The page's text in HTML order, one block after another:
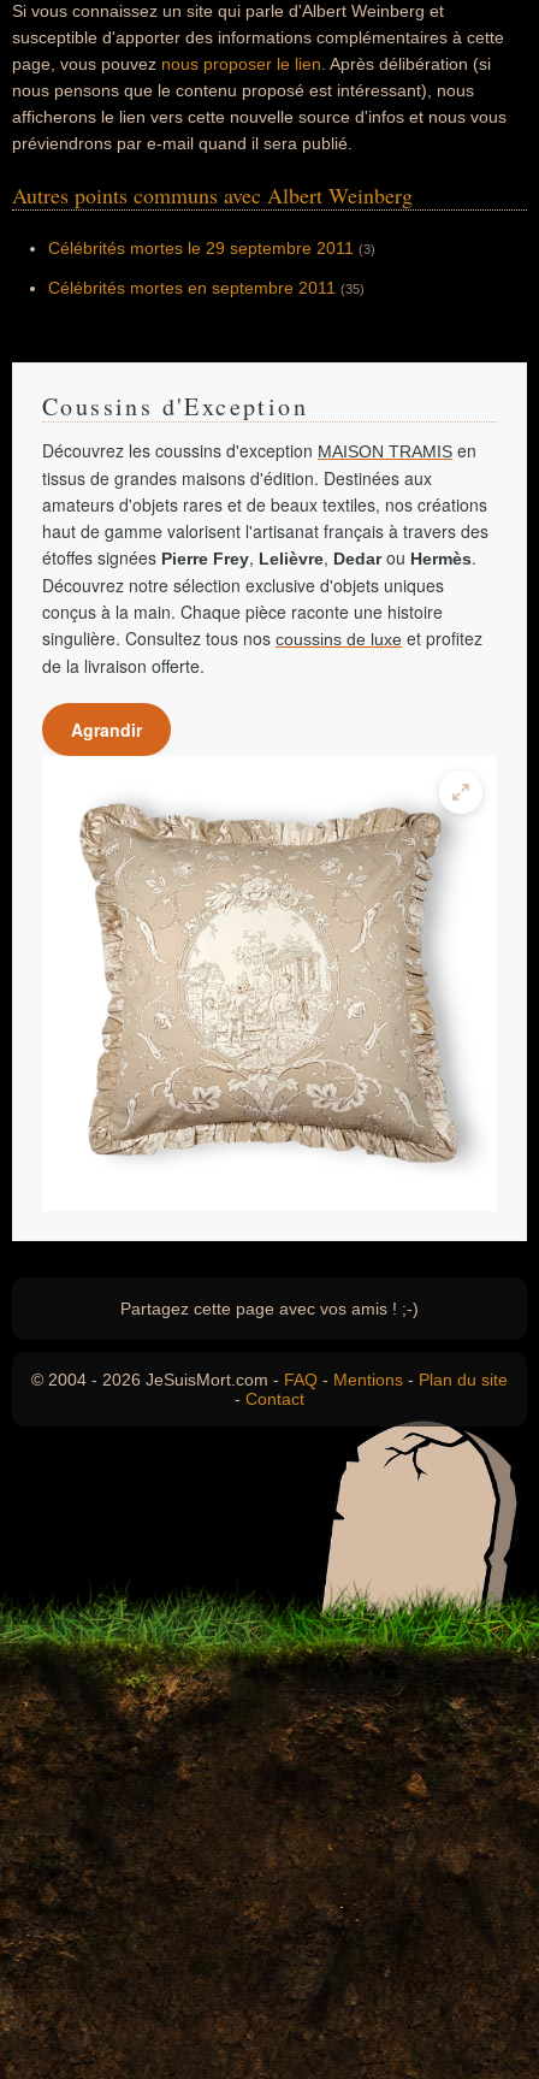
Si vous connaissez un site qui parle d'Albert Weinberg et
susceptible d'apporter des informations complémentaires à cette
page, vous pouvez nous proposer le lien . Après délibération (si
nous pensons que le contenu proposé est intéressant), nous
afficherons le lien vers cette nouvelle source d'infos et nous vous
préviendrons par e-mail quand il sera publié.
Autres points communs avec Albert Weinberg
Célébrités mortes le 29 septembre 2011 (3)
Célébrités mortes en septembre 2011 (35)
Coussins d'Exception
Découvrez les coussins d'exception MAISON TRAMIS en
tissus de grandes maisons d'édition. Destinées aux
amateurs d'objets rares et de beaux textiles, nos créations
haut de gamme valorisent l'artisanat français à travers des
étoffes signées Pierre Frey, Lelièvre, Dedarou Hermès.
Découvrez notre sélection exclusive d'objets uniques
conçus à la main. Chaque pièce raconte une histoire
singulière. Consultez tous nos coussins de luxe et profitez
de la livraison offerte.
Agrandir
Partagez cette page avec vos amis ! ;-)
© 2004 - 2026 JeSuisMort.com - FAQ - Mentions - Plan du site
- Contact